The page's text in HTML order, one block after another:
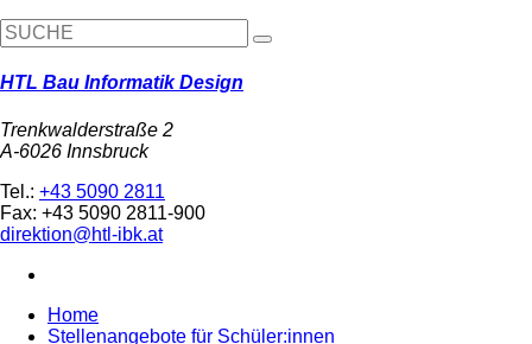
HTL Bau Informatik Design
Trenkwalderstraße 2
A-6026 Innsbruck
Tel.: +43 5090 2811
Fax: +43 5090 2811-900
direktion@htl-ibk.at
Home
Stellenangebote für Schüler:innen